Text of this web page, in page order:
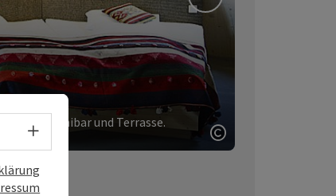
Copyright öffnen
Safe, Minibar und Terrasse.
nächstes Element
Sprachwahl - Menü öffnen